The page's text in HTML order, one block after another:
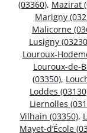
(03360), Mazirat
Marigny
Malicorne
Lusigny
Louroux-
Louroux-de-
(03350),
Loddes
Liernolles
Vilhain (03350),
Mayet-d’École